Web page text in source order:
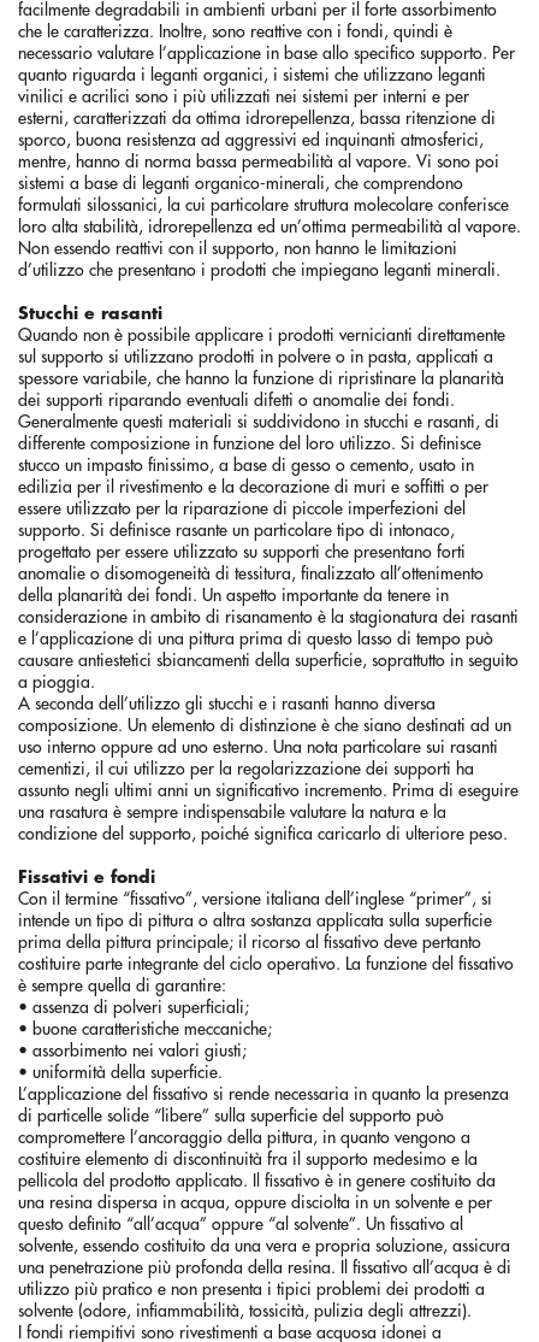
facilmente degradabili in ambienti urbani per il forte assorbimento
che le caratterizza. Inoltre, sono reattive con i fondi, quindi è
necessario valutare l’applicazione in base allo specifico supporto. Per
quanto riguarda i leganti organici, i sistemi che utilizzano leganti
vinilici e acrilici sono i più utilizzati nei sistemi per interni e per
esterni, caratterizzati da ottima idrorepellenza, bassa ritenzione di
sporco, buona resistenza ad aggressivi ed inquinanti atmosferici,
mentre, hanno di norma bassa permeabilità al vapore. Vi sono poi
sistemi a base di leganti organico-minerali, che comprendono
formulati silossanici, la cui particolare struttura molecolare conferisce
loro alta stabilità, idrorepellenza ed un’ottima permeabilità al vapore.
Non essendo reattivi con il supporto, non hanno le limitazioni
d’utilizzo che presentano i prodotti che impiegano leganti minerali.
Stucchi e rasanti
Quando non è possibile applicare i prodotti vernicianti direttamente
sul supporto si utilizzano prodotti in polvere o in pasta, applicati a
spessore variabile, che hanno la funzione di ripristinare la planarità
dei supporti riparando eventuali difetti o anomalie dei fondi.
Generalmente questi materiali si suddividono in stucchi e rasanti, di
differente composizione in funzione del loro utilizzo. Si definisce
stucco un impasto finissimo, a base di gesso o cemento, usato in
edilizia per il rivestimento e la decorazione di muri e soffitti o per
essere utilizzato per la riparazione di piccole imperfezioni del
supporto. Si definisce rasante un particolare tipo di intonaco,
progettato per essere utilizzato su supporti che presentano forti
anomalie o disomogeneità di tessitura, finalizzato all’ottenimento
della planarità dei fondi. Un aspetto importante da tenere in
considerazione in ambito di risanamento è la stagionatura dei rasanti
e l’applicazione di una pittura prima di questo lasso di tempo può
causare antiestetici sbiancamenti della superficie, soprattutto in seguito
a pioggia.
A seconda dell’utilizzo gli stucchi e i rasanti hanno diversa
composizione. Un elemento di distinzione è che siano destinati ad un
uso interno oppure ad uno esterno. Una nota particolare sui rasanti
cementizi, il cui utilizzo per la regolarizzazione dei supporti ha
assunto negli ultimi anni un significativo incremento. Prima di eseguire
una rasatura è sempre indispensabile valutare la natura e la
condizione del supporto, poiché significa caricarlo di ulteriore peso.
Fissativi e fondi
Con il termine “fissativo”, versione italiana dell’inglese “primer”, si
intende un tipo di pittura o altra sostanza applicata sulla superficie
prima della pittura principale; il ricorso al fissativo deve pertanto
costituire parte integrante del ciclo operativo. La funzione del fissativo
è sempre quella di garantire:
• assenza di polveri superficiali;
• buone caratteristiche meccaniche;
• assorbimento nei valori giusti;
• uniformità della superficie.
L’applicazione del fissativo si rende necessaria in quanto la presenza
di particelle solide “libere” sulla superficie del supporto può
compromettere l’ancoraggio della pittura, in quanto vengono a
costituire elemento di discontinuità fra il supporto medesimo e la
pellicola del prodotto applicato. Il fissativo è in genere costituito da
una resina dispersa in acqua, oppure disciolta in un solvente e per
questo definito “all’acqua” oppure “al solvente”. Un fissativo al
solvente, essendo costituito da una vera e propria soluzione, assicura
una penetrazione più profonda della resina. Il fissativo all’acqua è di
utilizzo più pratico e non presenta i tipici problemi dei prodotti a
solvente (odore, infiammabilità, tossicità, pulizia degli attrezzi).
I fondi riempitivi sono rivestimenti a base acquosa idonei a